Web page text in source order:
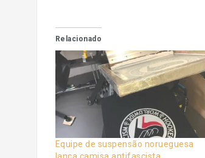
Relacionado
Equipe de suspensão norueguesa